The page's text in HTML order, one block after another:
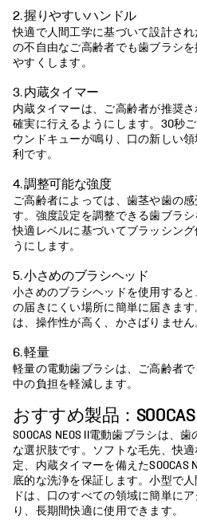
2. 握りやすいハンドル
快適で人間工学に基づいて設計さ
の不自由なご高齢者でも歯ブラシ
やすくします。
3. 内蔵タイマー
内蔵タイマーは、ご高齢者が推奨
確実に行えるようにします。30秒
ウンドキューが鳴り、口の新しい
利です。
4. 調整可能な強度
ご高齢者によっては、歯茎や歯の
す。強度設定を調整できる歯ブラ
快適レベルに基づいてブラッシン
うにします。
5. 小さめのブラシヘッド
小さめのブラシヘッドを使用する
の届きにくい場所に簡単に届きま
は、操作性が高く、かさばりません
6. 軽量
軽量の電動歯ブラシは、ご高齢者
中の負担を軽減します。
おすすめ製品：SOOCAS
SOOCAS NEOS II電動歯ブラシは、
な選択肢です。ソフトな毛先、快
定、内蔵タイマーを備えたSOOCAS
底的な洗浄を保証します。小型で
ドは、口のすべての領域に簡単に
り、長期間快適に使用できます。